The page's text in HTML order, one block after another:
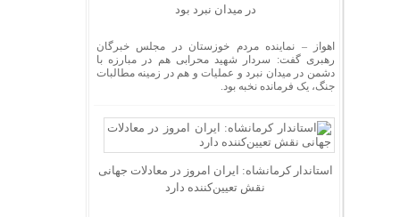
در میدان نبرد بود
اهواز – نماینده مردم خوزستان در مجلس خبرگان
رهبری گفت: سردار شهید محرابی هم در مبارزه با
دشمن در میدان نبرد و عملیات و هم در زمینه مطالبات
جنگ، یک فرمانده نخبه بود.
استاندار کرمانشاه: ایران امروز در معادلات جهانی
نقش تعیین‌کننده دارد